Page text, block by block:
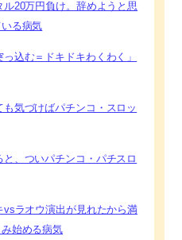
20万円負け。辞めようと思
る病気
っ込む＝ドキドキわくわく」
も気づけばパチンコ・スロッ
、ついパチンコ・パチスロ
vsラオウ演出が見れたから満
始める病気